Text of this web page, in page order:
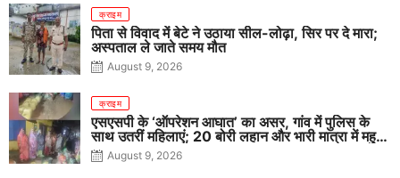
क्राइम
पिता से विवाद में बेटे ने उठाया सील-लोढ़ा, सिर पर दे मारा;
अस्पताल ले जाते समय मौत
August 9, 2026
क्राइम
एसएसपी के ‘ऑपरेशन आघात’ का असर, गांव में पुलिस के
साथ उतरीं महिलाएं; 20 बोरी लहान और भारी मात्रा में महुआ
पास नष्ट
August 9, 2026